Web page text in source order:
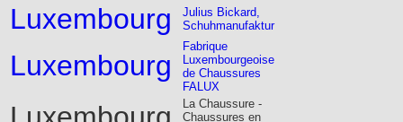
Luxembourg
Julius Bickard,
Schuhmanufaktur
Luxembourg
Fabrique
Luxembourgeoise
de Chaussures
FALUX
La Chaussure -
Chaussures en